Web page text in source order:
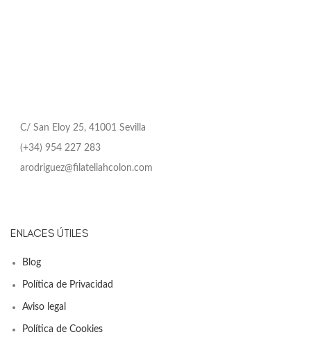
C/ San Eloy 25, 41001 Sevilla
(+34) 954 227 283
arodriguez@filateliahcolon.com
ENLACES ÚTILES
Blog
Política de Privacidad
Aviso legal
Política de Cookies